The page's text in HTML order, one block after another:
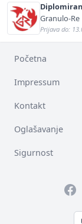
sigurnosti i
Granulo-Re
Prijava do:
Početna
Impressum
Kontakt
Oglašavanje
Sigurnost